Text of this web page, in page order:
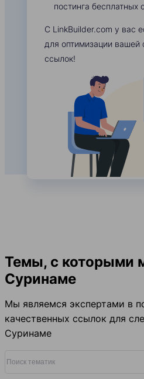
постинга бесплатных
С LinkBuilder.com у вас
для оптимизации вашей
ссылок!
Темы, с которыми
Суринаме
Мы являемся экспертами в
качественных ссылок для
Суринаме